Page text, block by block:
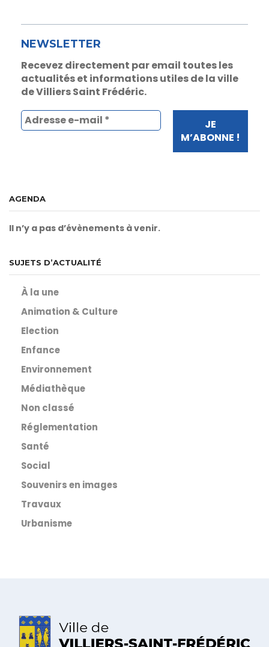
NEWSLETTER
Recevez directement par email toutes les
actualités et informations utiles de la ville
de Villiers Saint Frédéric.
AGENDA
Il n’y a pas d’évènements à venir.
SUJETS D’ACTUALITÉ
À la une
Animation & Culture
Election
Enfance
Environnement
Médiathèque
Non classé
Réglementation
Santé
Social
Souvenirs en images
Travaux
Urbanisme